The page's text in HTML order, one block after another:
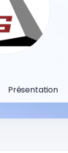
Présentation